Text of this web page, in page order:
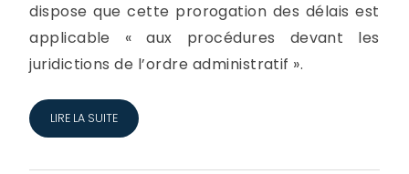
dispose que cette prorogation des délais est
applicable « aux procédures devant les
juridictions de l’ordre administratif ».
LIRE LA SUITE